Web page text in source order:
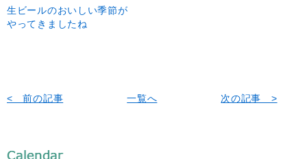
生ビールのおいしい季節が
やってきましたね
< 前の記事 一覧へ 次の記事 >